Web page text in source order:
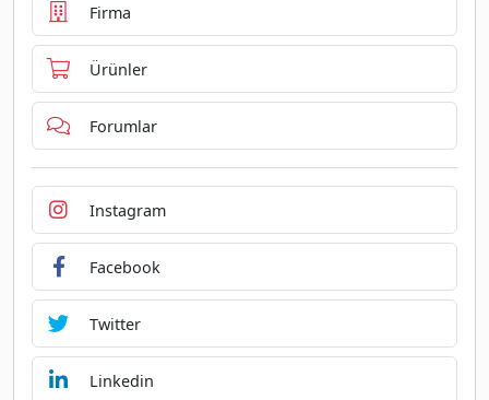
Firma
Ürünler
Forumlar
Instagram
Facebook
Twitter
Linkedin